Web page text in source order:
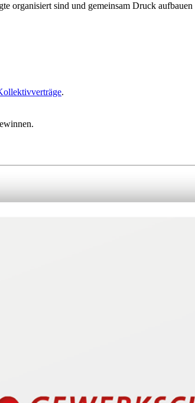
sind und gemeinsam Druck
.